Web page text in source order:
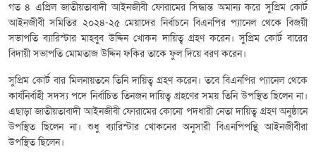
গত ৪ এপ্রিল জাতীয়তাবাদী আইনজীবী ফোরামের সিদ্ধান্ত অমান্য করে সুপ্রিম কোর্ট
আইনজীবী সমিতির ২০২৪-২৫ মেয়াদের নির্বাচনে বিএনপির প্যানেল থেকে বিজয়ী
সভাপতি ব্যারিস্টার মাহবুব উদ্দিন খোকন দায়িত্ব গ্রহণ করেন। সুপ্রিম কোর্ট বারের
বিদায়ী সভাপতি মোমতাজ উদ্দিন ফকির তাকে ফুল দিয়ে বরণ করেন।
সুপ্রিম কোর্ট বার মিলনায়তনে তিনি দায়িত্ব গ্রহণ করেন। তবে বিএনপির প্যানেল থেকে
কার্যনির্বাহী সদস্য পদে নির্বাচিত তিনজন দায়িত্ব গ্রহণের সময় তিনি উপস্থিত ছিলেন না।
এছাড়া জাতীয়তাবাদী আইনজীবী ফোরামের কোনো পদধারী নেতা দায়িত্ব গ্রহণ অনুষ্ঠানে
উপস্থিত ছিলেন না। শুধু ব্যারিস্টার খোকনের অনুসারী বিএনপিপন্থি আইনজীবীরা
উপস্থিত ছিলেন।